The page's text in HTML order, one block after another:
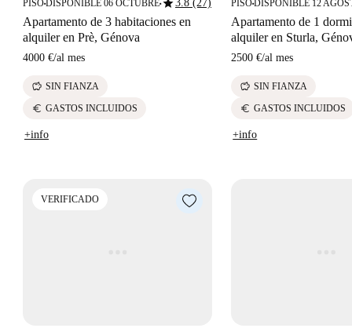
PISO■DISPONIBLE 06 OCTUBRE■star3.8 (27)
Apartamento de 3 habitaciones en
alquiler en Prè, Génova
4000 €/al mes
savings SIN FIANZA
euro GASTOS INCLUIDOS
+info
PISO■DISPONIBLE 12
Apartamento de 1
alquiler en Sturla,
2500 €/al mes
savings SIN FIANZA
euro GASTOS INCLUIDOS
+info
VERIFICADO